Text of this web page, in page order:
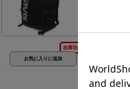
在庫切れ